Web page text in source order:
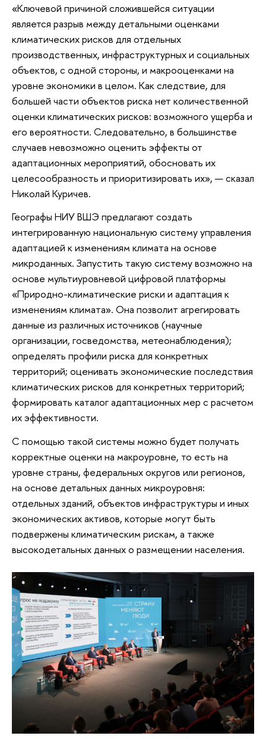
«Ключевой причиной сложившейся ситуации
является разрыв между детальными оценками
климатических рисков для отдельных
производственных, инфраструктурных и социальных
объектов, с одной стороны, и макрооценками на
уровне экономики в целом. Как следствие, для
большей части объектов риска нет количественной
оценки климатических рисков: возможного ущерба и
его вероятности. Следовательно, в большинстве
случаев невозможно оценить эффекты от
адаптационных мероприятий, обосновать их
целесообразность и приоритизировать их», — сказал
Николай Куричев.
Географы НИУ ВШЭ предлагают создать
интегрированную национальную систему управления
адаптацией к изменениям климата на основе
микроданных. Запустить такую систему возможно на
основе мультиуровневой цифровой платформы
«Природно-климатические риски и адаптация к
изменениям климата». Она позволит агрегировать
данные из различных источников (научные
организации, госведомства, метеонаблюдения);
определять профили риска для конкретных
территорий; оценивать экономические последствия
климатических рисков для конкретных территорий;
формировать каталог адаптационных мер с расчетом
их эффективности.
С помощью такой системы можно будет получать
корректные оценки на макроуровне, то есть на
уровне страны, федеральных округов или регионов,
на основе детальных данных микроуровня:
отдельных зданий, объектов инфраструктуры и иных
экономических активов, которые могут быть
подвержены климатическим рискам, а также
высокодетальных данных о размещении населения.